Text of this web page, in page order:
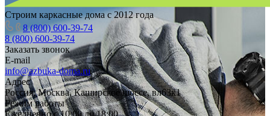
Строим каркасные дома с 2012 года
8 (800) 600-39-74
8 (800) 600-39-74
Заказать звонок
E-mail
info@azbuka-doma.ru
Адрес
Россия, Москва, Каширское шоссе, вл63к1
Режим работы
Ежедневно с 10:00 до 18:00